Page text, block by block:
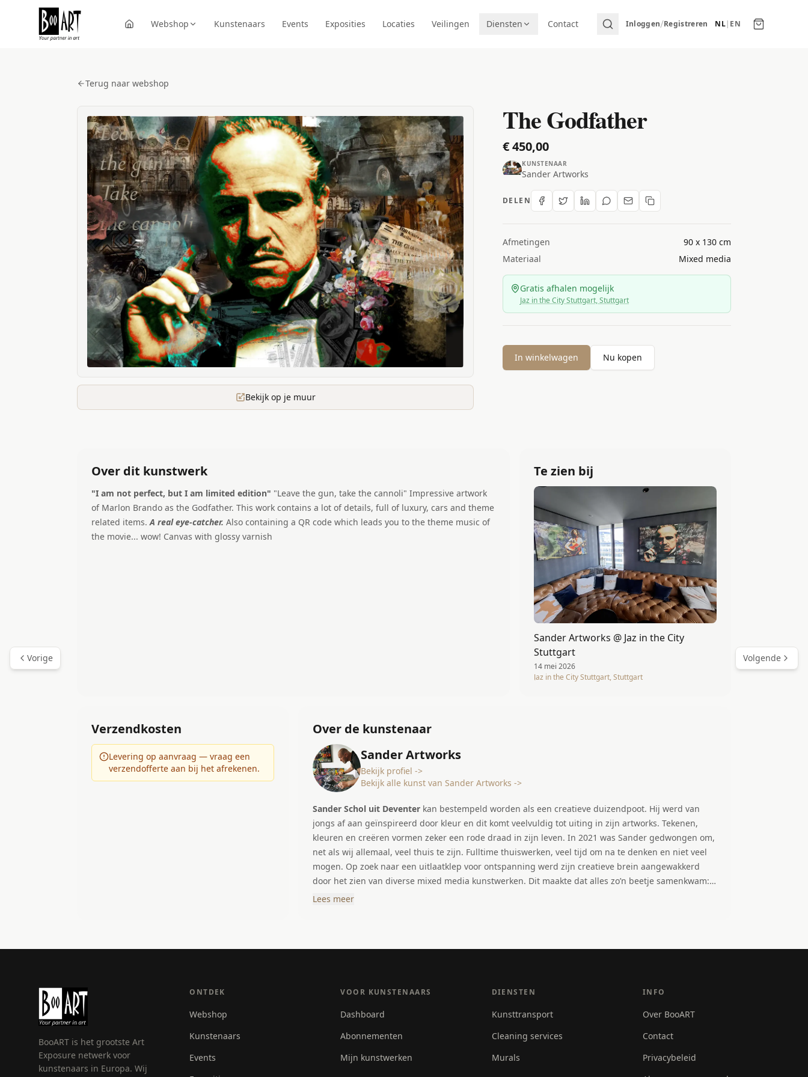
Webshop Kunstenaars Events Exposities Locaties Veilingen Diensten Contact Inloggen/Registreren NL| EN
Terug naar webshop
Bekijk op je muur
The Godfather
€ 450,00
KUNSTENAAR
Sander Artworks
DELEN
Afmetingen
90 x 130 cm
Materiaal
Mixed media
Gratis afhalen mogelijk
Jaz in the City Stuttgart, Stuttgart
In winkelwagen Nu kopen
Vorige Volgende
Over dit kunstwerk
"I am not perfect, but I am limited edition" "Leave the gun, take the cannoli" Impressive artwork
of Marlon Brando as the Godfather. This work contains a lot of details, full of luxury, cars and theme
related items. A real eye-catcher. Also containing a QR code which leads you to the theme music of
the movie... wow! Canvas with glossy varnish
Te zien bij
Sander Artworks @ Jaz in the City
Stuttgart
14 mei 2026
Jaz in the City Stuttgart, Stuttgart
Verzendkosten
Levering op aanvraag — vraag een
verzendofferte aan bij het afrekenen.
Over de kunstenaar
Sander Artworks
Bekijk profiel ->
Bekijk alle kunst van Sander Artworks ->
Sander Schol uit Deventer kan bestempeld worden als een creatieve duizendpoot. Hij werd van
jongs af aan geïnspireerd door kleur en dit komt veelvuldig tot uiting in zijn artworks. Tekenen,
kleuren en creëren vormen zeker een rode draad in zijn leven. In 2021 was Sander gedwongen om,
net als wij allemaal, veel thuis te zijn. Fulltime thuiswerken, veel tijd om na te denken en niet veel
mogen. Op zoek naar een uitlaatklep voor ontspanning werd zijn creatieve brein aangewakkerd
door het zien van diverse mixed media kunstwerken. Dit maakte dat alles zo’n beetje samenkwam:
Kleur, moderne technieken, gevoel voor compositie en emotie vormden één geheel. Dit was weer
Lees meer
BooART is het grootste Art
Exposure netwerk voor
kunstenaars in Europa. Wij
ONTDEK
Webshop
Kunstenaars
Events
VOOR KUNSTENAARS
Dashboard
Abonnementen
Mijn kunstwerken
DIENSTEN
Kunsttransport
Cleaning services
Murals
INFO
Over BooART
Contact
Privacybeleid